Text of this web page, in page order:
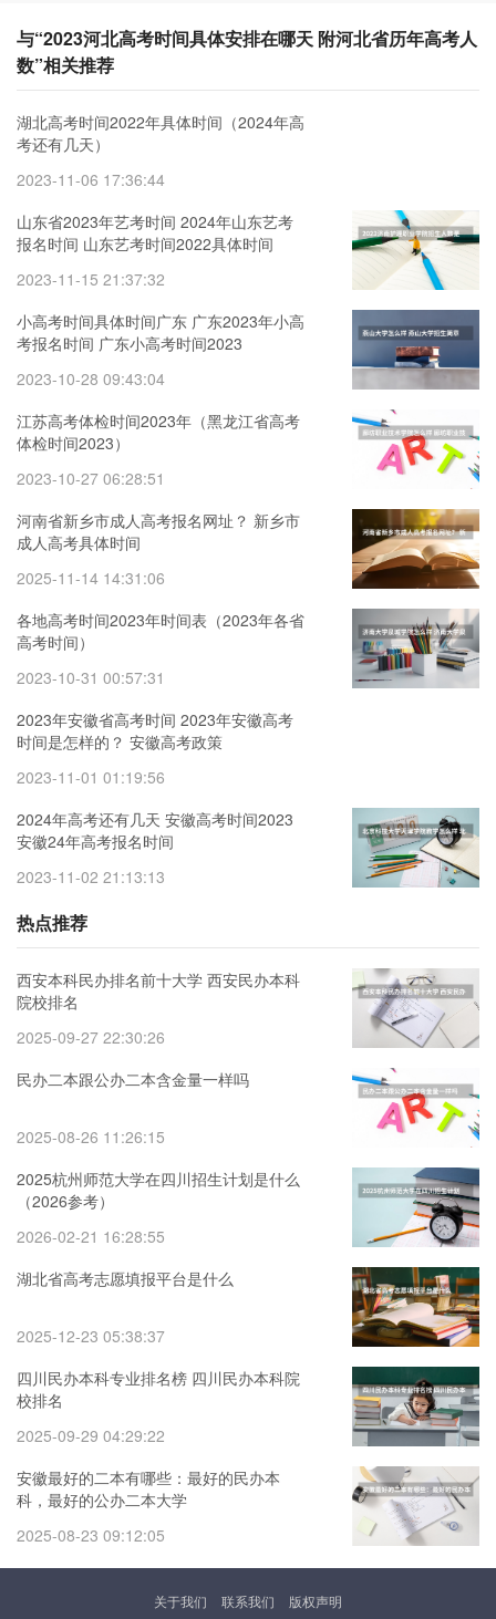
与“2023河北高考时间具体安排在哪天 附河北省历年高考人
数”相关推荐
湖北高考时间2022年具体时间（2024年高
考还有几天）
2023-11-06 17:36:44
山东省2023年艺考时间 2024年山东艺考
报名时间 山东艺考时间2022具体时间
2023-11-15 21:37:32
小高考时间具体时间广东 广东2023年小高
考报名时间 广东小高考时间2023
2023-10-28 09:43:04
江苏高考体检时间2023年（黑龙江省高考
体检时间2023）
2023-10-27 06:28:51
河南省新乡市成人高考报名网址？ 新乡市
成人高考具体时间
2025-11-14 14:31:06
各地高考时间2023年时间表（2023年各省
高考时间）
2023-10-31 00:57:31
2023年安徽省高考时间 2023年安徽高考
时间是怎样的？ 安徽高考政策
2023-11-01 01:19:56
2024年高考还有几天 安徽高考时间2023
安徽24年高考报名时间
2023-11-02 21:13:13
热点推荐
西安本科民办排名前十大学 西安民办本科
院校排名
2025-09-27 22:30:26
民办二本跟公办二本含金量一样吗
2025-08-26 11:26:15
2025杭州师范大学在四川招生计划是什么
（2026参考）
2026-02-21 16:28:55
湖北省高考志愿填报平台是什么
2025-12-23 05:38:37
四川民办本科专业排名榜 四川民办本科院
校排名
2025-09-29 04:29:22
安徽最好的二本有哪些：最好的民办本
科，最好的公办二本大学
2025-08-23 09:12:05
关于我们 联系我们 版权声明